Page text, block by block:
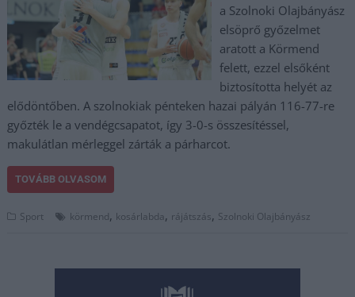
a Szolnoki Olajbányász
elsöprő győzelmet
aratott a Körmend
felett, ezzel elsőként
biztosította helyét az
elődöntőben. A szolnokiak pénteken hazai pályán 116-77-re
győzték le a vendégcsapatot, így 3-0-s összesítéssel,
makulátlan mérleggel zárták a párharcot.
TOVÁBB OLVASOM
Sport körmend, kosárlabda, rájátszás, Szolnoki Olajbányász